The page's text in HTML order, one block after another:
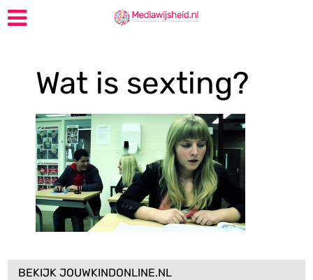
Wat is sexting?
BEKIJK JOUWKINDONLINE.NL